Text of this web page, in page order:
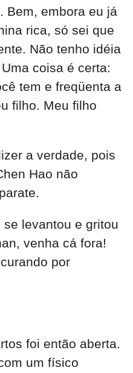
Bem, embora eu já
rica, só sei que
Não tenho idéia
coisa é certa:
tem e freqüenta a
filho. Meu filho
a verdade, pois
Hao não
levantou e gritou
venha cá fora!
por
foi então aberta.
um físico